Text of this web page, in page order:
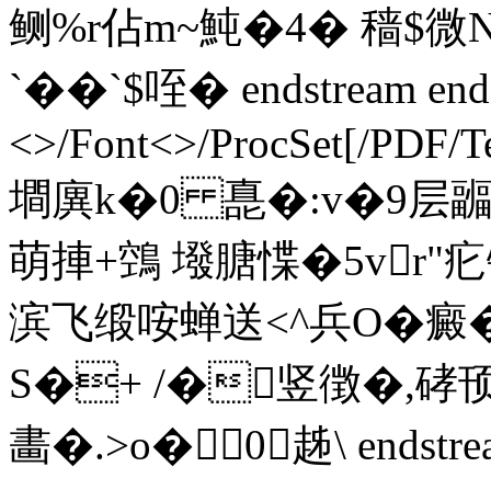
鲗%r佔m~魨�4� 穑$微
`��`$咥� endstream
<>/Font<>/ProcSet[/PDF/
墹廙k�0 嗭�:v�9层疈
萌捙+鵼 墢膅惵�5vr"
滨飞缎咹蝉送<^兵O�
S�+ /�竖徴�,硣顸
畵�.>o�0趀\